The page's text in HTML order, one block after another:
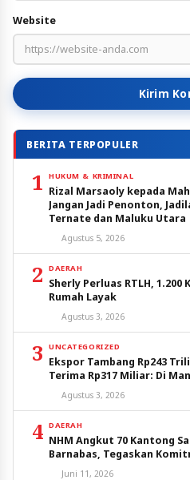
Website
Kirim
BERITA TERPOPULER
1 HUKUM & KRIMINAL
Rizal Marsaoly kepada
Jangan Jadi Penonton,
Ternate dan Maluku Utara
Agustus 5, 2026
2 DAERAH
Sherly Perluas RTLH,
Rumah Layak
Agustus 3, 2026
3 UNCATEGORIZED
Ekspor Tambang Rp243
Terima Rp317 Miliar: Di
Agustus 3, 2026
4 DAERAH
NHM Angkut 70 Kantong
Barnabas, Tegaskan
Juni 11, 2026